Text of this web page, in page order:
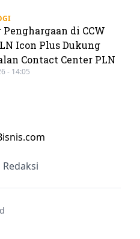
Penghargaan di CCW
Icon Plus Dukung
Contact Center PLN
- 14:05
Redaksi